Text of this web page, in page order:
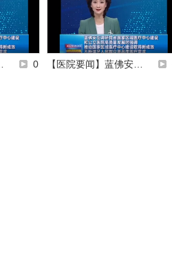
0 【医院要闻】蓝佛安…